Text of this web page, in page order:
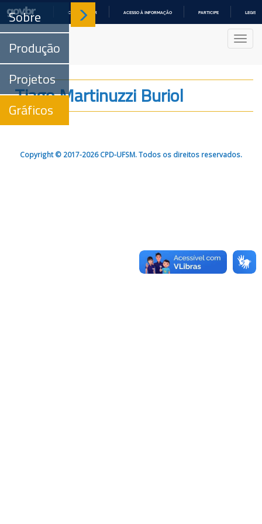
COMUNICA BR ACESSO À INFORMAÇÃO PARTICIPE
Sobre
Produção
Projetos
Gráficos
Tiago Martinuzzi Buriol
Copyright © 2017-2026 CPD-UFSM. Todos os direitos reservados.